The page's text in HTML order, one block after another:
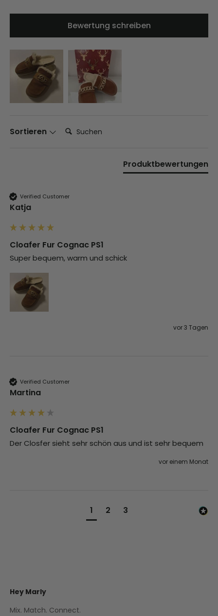
Bewertung schreiben
Sortieren Suchen:
Produktbewertungen
Verified Customer
Katja
Cloafer Fur Cognac PS1
Super bequem, warm und schick
vor 3 Tagen
Verified Customer
Martina
Cloafer Fur Cognac PS1
Der Closfer sieht sehr schön aus und ist sehr bequem
vor einem Monat
1 2 3
Hey Marly
Mix. Match. Connect.